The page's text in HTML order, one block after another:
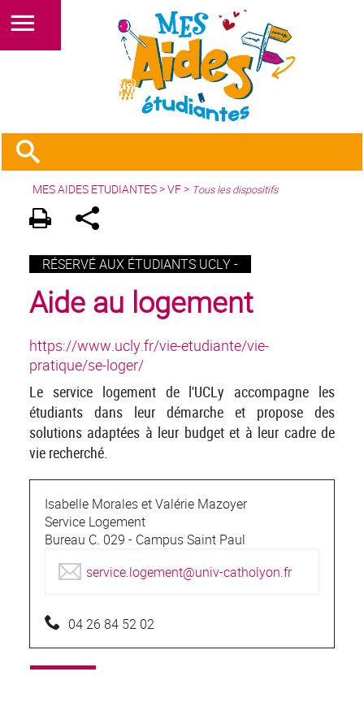
MES AIDES ETUDIANTES>VF> Tous les dispositifs
RÉSERVÉ AUX ÉTUDIANTS UCLY -
Aide au logement
https://www.ucly.fr/vie-etudiante/vie-
pratique/se-loger/
Le service logement de l'UCLy accompagne les
étudiants dans leur démarche et propose des
solutions adaptées à leur budget et à leur cadre de
vie recherché.
Isabelle Moraleset Valérie Mazoyer
Service Logement
Bureau C. 029 - Campus Saint Paul
service.logement@univ-catholyon.fr
04 26 84 52 02